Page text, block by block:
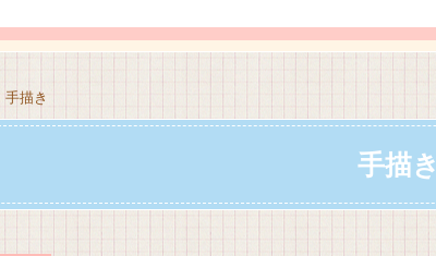
手描き
手描き